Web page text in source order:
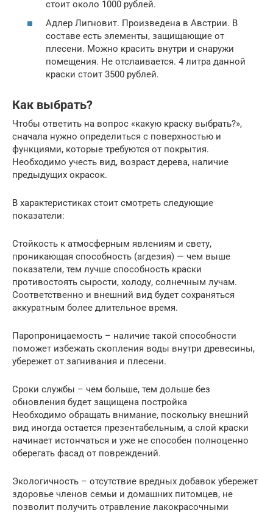
стоит около 1000 рублей.
Адлер Лигновит. Произведена в Австрии. В
составе есть элементы, защищающие от
плесени. Можно красить внутри и снаружи
помещения. Не отслаивается. 4 литра данной
краски стоит 3500 рублей.
Как выбрать?
Чтобы ответить на вопрос «какую краску выбрать?»,
сначала нужно определиться с поверхностью и
функциями, которые требуются от покрытия.
Необходимо учесть вид, возраст дерева, наличие
предыдущих окрасок.
В характеристиках стоит смотреть следующие
показатели:
Стойкость к атмосферным явлениям и свету,
проникающая способность (агдезия) — чем выше
показатели, тем лучше способность краски
противостоять сырости, холоду, солнечным лучам.
Соответственно и внешний вид будет сохраняться
аккуратным более длительное время.
Паропроницаемость – наличие такой способности
поможет избежать скопления воды внутри древесины,
убережет от загнивания и плесени.
Сроки службы – чем больше, тем дольше без
обновления будет защищена постройка
Необходимо обращать внимание, поскольку внешний
вид иногда остается презентабельным, а слой краски
начинает истончаться и уже не способен полноценно
оберегать фасад от повреждений.
Экологичность – отсутствие вредных добавок убережет
здоровье членов семьи и домашних питомцев, не
позволит получить отравление лакокрасочными